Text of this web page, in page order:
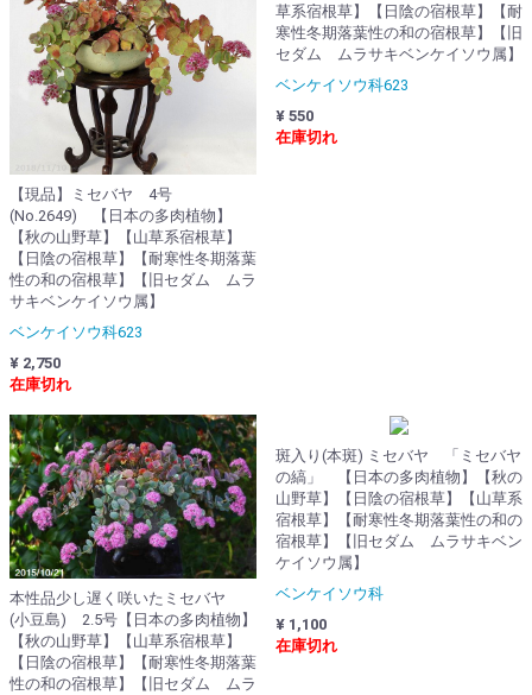
【現品】ミセバヤ 4号
(No.2649) 【日本の多肉植物】
【秋の山野草】【山草系宿根草】
【日陰の宿根草】【耐寒性冬期落葉
性の和の宿根草】【旧セダム ムラ
サキベンケイソウ属】
ベンケイソウ科623
¥ 2,750
在庫切れ
草系宿根草】【日陰の宿根草】【耐
寒性冬期落葉性の和の宿根草】【旧
セダム ムラサキベンケイソウ属】
ベンケイソウ科623
¥ 550
在庫切れ
本性品少し遅く咲いたミセバヤ
(小豆島) 2.5号【日本の多肉植物】
【秋の山野草】【山草系宿根草】
【日陰の宿根草】【耐寒性冬期落葉
性の和の宿根草】【旧セダム ムラ
斑入り(本斑) ミセバヤ 「ミセバヤ
の縞」 【日本の多肉植物】【秋の
山野草】【日陰の宿根草】【山草系
宿根草】【耐寒性冬期落葉性の和の
宿根草】【旧セダム ムラサキベン
ケイソウ属】
ベンケイソウ科
¥ 1,100
在庫切れ